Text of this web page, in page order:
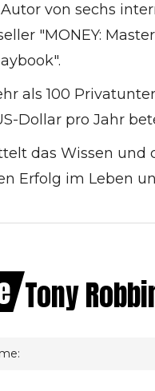
von sechs
"MONEY:
als 100
Dollar pro Jahr
das Wissen und
Erfolg im Leben
Tony